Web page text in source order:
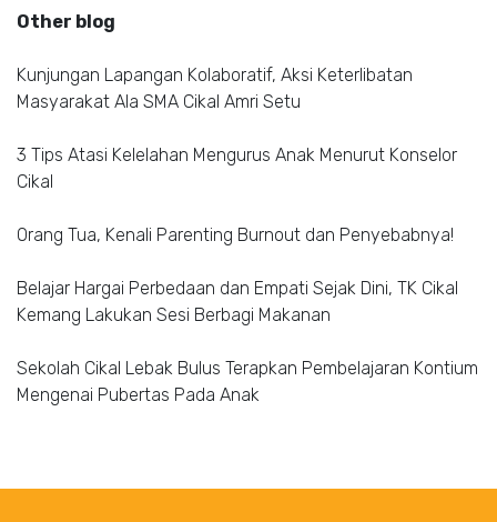
Other blog
Kunjungan Lapangan Kolaboratif, Aksi Keterlibatan
Masyarakat Ala SMA Cikal Amri Setu
3 Tips Atasi Kelelahan Mengurus Anak Menurut Konselor
Cikal
Orang Tua, Kenali Parenting Burnout dan Penyebabnya!
Belajar Hargai Perbedaan dan Empati Sejak Dini, TK Cikal
Kemang Lakukan Sesi Berbagi Makanan
Sekolah Cikal Lebak Bulus Terapkan Pembelajaran Kontium
Mengenai Pubertas Pada Anak